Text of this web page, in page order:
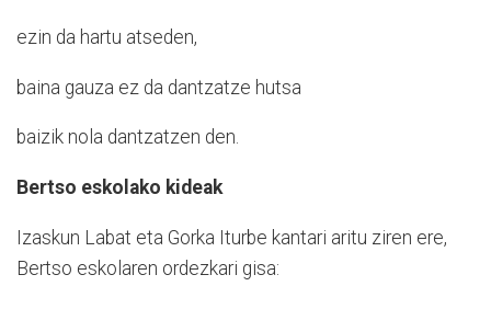
ezin da hartu atseden,
baina gauza ez da dantzatze hutsa
baizik nola dantzatzen den.
Bertso eskolako kideak
Izaskun Labat eta Gorka Iturbe kantari aritu ziren ere,
Bertso eskolaren ordezkari gisa: